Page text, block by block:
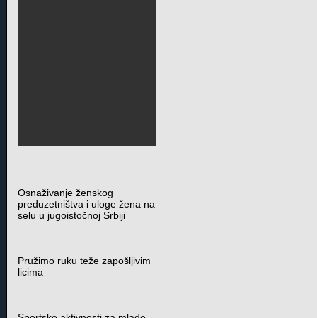
Osnaživanje ženskog
preduzetništva i uloge žena na
selu u jugoistočnoj Srbiji
Pružimo ruku teže zapošljivim
licima